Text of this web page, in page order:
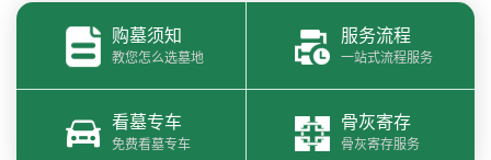
购墓须知
教您怎么选墓地
服务流程
一站式流程服务
看墓专车
免费看墓专车
骨灰寄存
骨灰寄存服务